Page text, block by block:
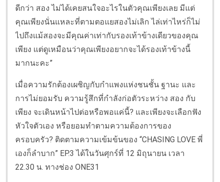
ดีกว่า สอง ไม่ได้เคยสนใจอะไรในตัวคุณเพียงเลย มีแต่
คุณเพียงนั่นแหละที่ตามตอแยสองไม่เลิก ไล่เท่าไหร่ก็ไม่
ไปถึงแม้สองจะมีคุณค่าเท่ากับรองเท้าข้างเดียวของคุณ
เพียง แต่ดูเหมือนว่าคุณเพียงอยากจะได้รองเท้าข้างนี้
มากนะคะ”
เมื่อความรักต้องเผชิญกับกำแพงแห่งชนชั้น ฐานะ และ
การไม่ยอมรับ ความรู้สึกที่กำลังก่อตัวระหว่าง สอง กับ
เพียง จะเดินหน้าไปต่อหรือพอแค่นี้? และเพียงจะเลือกฟัง
หัวใจตัวเอง หรือยอมทำตามความต้องการของ
ครอบครัว? ติดตามความเข้มข้นของ “CHASING LOVE พี่
เองก็ลำบาก” EP.3 ได้ในวันศุกร์ที่ 12 มิถุนายน เวลา
22.30 น. ทางช่อง ONE31